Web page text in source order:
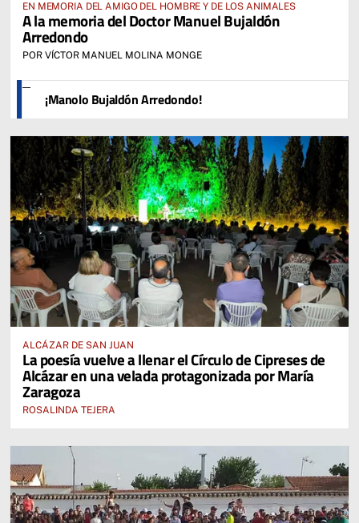
EN MEMORIA DEL AMIGO DEL HOMBRE Y DE LOS ANIMALES
A la memoria del Doctor Manuel Bujaldón
Arredondo
POR VÍCTOR MANUEL MOLINA MONGE
¡Manolo Bujaldón Arredondo!
ALCÁZAR DE SAN JUAN
La poesía vuelve a llenar el Círculo de Cipreses de
Alcázar en una velada protagonizada por María
Zaragoza
ROSALINDA TEJERA